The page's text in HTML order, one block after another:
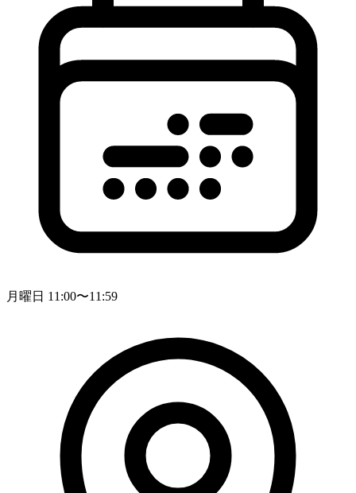
月曜日 11:00〜11:59